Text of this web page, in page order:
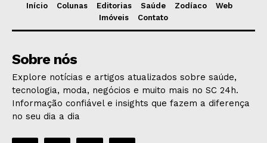
Início Colunas Editorias Saúde Zodíaco
Web
Imóveis
Contato
Sobre nós
Explore notícias e artigos atualizados sobre saúde,
tecnologia, moda, negócios e muito mais no SC 24h.
Informação confiável e insights que fazem a diferença
no seu dia a dia